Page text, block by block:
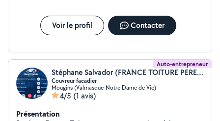
Voir le profil Contacter
Auto-entrepreneur
Stéphane Salvador (FRANCE TOITURE PERE & FILS)
Couvreur facadier
Mougins (Valmasque-Notre Dame de Vie)
4/5 (1 avis)
Présentation